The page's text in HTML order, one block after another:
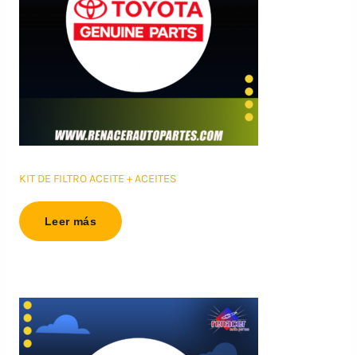
KIT DE FILTRO ACEITE + ACEITES
Leer más